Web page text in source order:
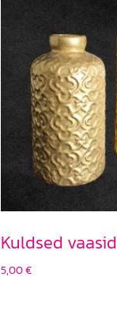
Kuldsed vaasid
5,00€